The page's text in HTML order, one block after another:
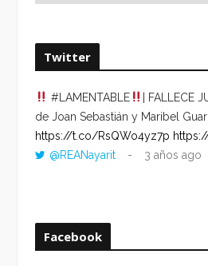
Twitter
#LAMENTABLE
| FALLECE
de Joan Sebastián y Maribel
https://t.co/RsQWo4yz7p
@REANayarit
3 años ago
Facebook